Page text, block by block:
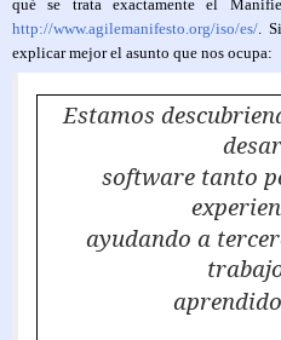
qué se trata exactamente el
http://www.agilemanifesto.org/iso/es/ .
explicar mejor el asunto que nos ocupa:
Estamos
software tanto
ayudando a